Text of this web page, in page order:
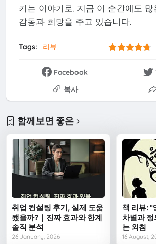
키는 이야기로, 지금 이 순간에도
감동과 희망을 주고 있습니다.
Tags: 리뷰
Facebook
복사
함께보면 좋은
취업 컨설팅 후기, 실제 도움
됐을까?｜진짜 효과와 한계
솔직 분석
26 January, 2026
책 리뷰: "
차별과
는 외침
16 August,